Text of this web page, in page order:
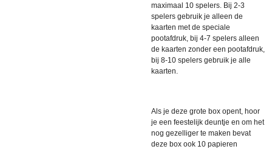
maximaal 10 spelers. Bij 2-3
spelers gebruik je alleen de
kaarten met de speciale
pootafdruk, bij 4-7 spelers alleen
de kaarten zonder een pootafdruk,
bij 8-10 spelers gebruik je alle
kaarten.
Als je deze grote box opent, hoor
je een feestelijk deuntje en om het
nog gezelliger te maken bevat
deze box ook 10 papieren